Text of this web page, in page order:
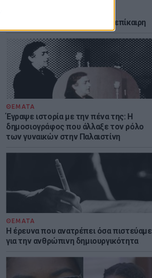
νεοπλουτισμό και παραμένει επίκαιρη
ΘΕΜΑΤΑ
Έγραψε ιστορία με την πένα της: Η
δημοσιογράφος που άλλαξε τον ρόλο
των γυναικών στην Παλαιστίνη
ΘΕΜΑΤΑ
Η έρευνα που ανατρέπει όσα πιστεύαμε
για την ανθρώπινη δημιουργικότητα